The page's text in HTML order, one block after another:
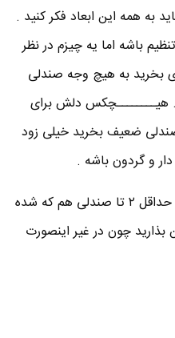
به همه این ابعاد فکر کنید .
باشه اما یه چیزم در نظر
بخرید به هیچ وجه صندلی
هیــــــــچکس دلش برای
ضعیف بخرید خیلی زود
و گردون باشه .
بهتره حداقل ۲ تا صندلی هم که شده
چون در غیر اینصورت